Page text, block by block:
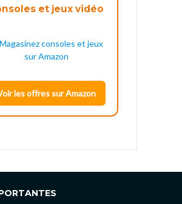
et jeux vidéo
les offres sur Amazon